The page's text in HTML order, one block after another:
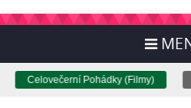
Celovečerní Pohádky (Filmy)